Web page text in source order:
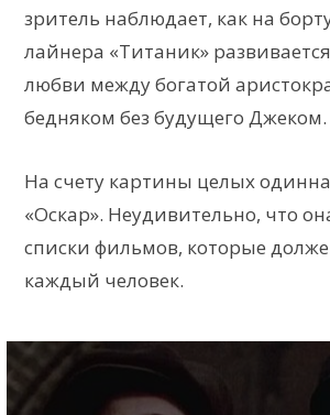
зритель наблюдает, как на
лайнера «Титаник»
любви между богатой
бедняком без будущего Джеком.
На счету картины целых
«Оскар». Неудивительно, что
списки фильмов, которые
каждый человек.